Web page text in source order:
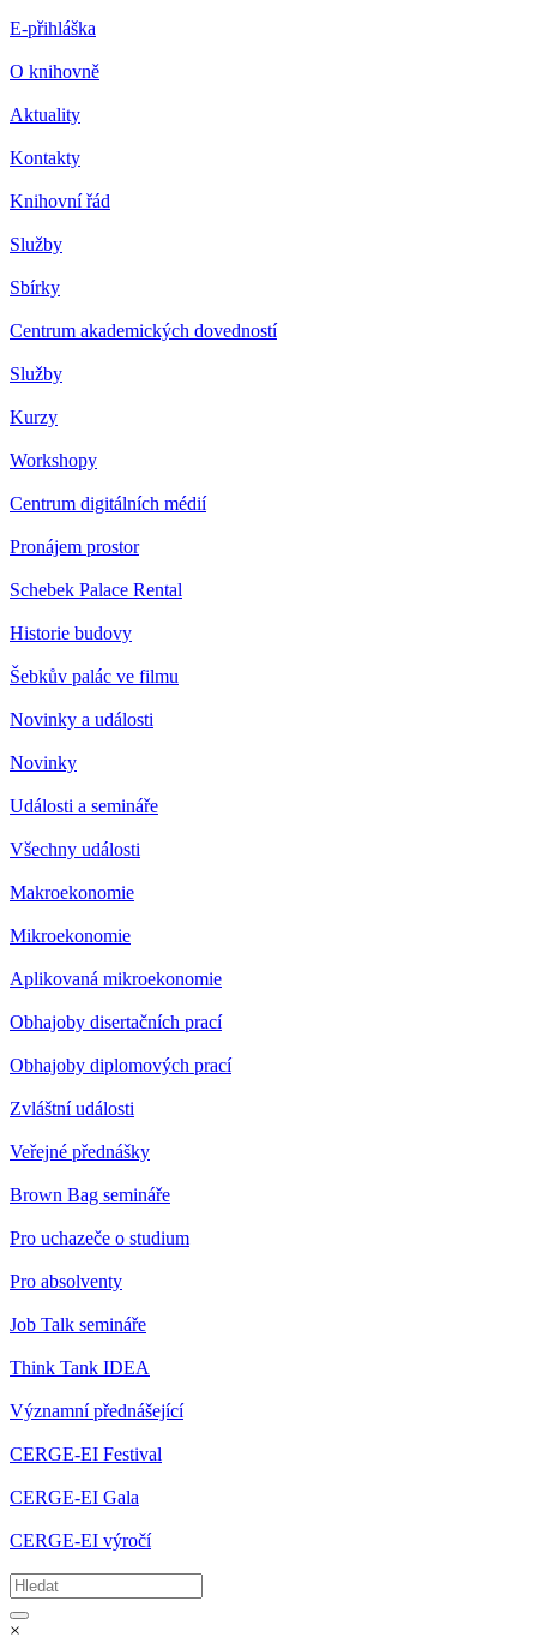
E-přihláška
O knihovně
Aktuality
Kontakty
Knihovní řád
Služby
Sbírky
Centrum akademických dovedností
Služby
Kurzy
Workshopy
Centrum digitálních médií
Pronájem prostor
Schebek Palace Rental
Historie budovy
Šebkův palác ve filmu
Novinky a události
Novinky
Události a semináře
Všechny události
Makroekonomie
Mikroekonomie
Aplikovaná mikroekonomie
Obhajoby disertačních prací
Obhajoby diplomových prací
Zvláštní události
Veřejné přednášky
Brown Bag semináře
Pro uchazeče o studium
Pro absolventy
Job Talk semináře
Think Tank IDEA
Významní přednášející
CERGE-EI Festival
CERGE-EI Gala
CERGE-EI výročí
×